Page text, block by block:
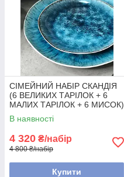
СІМЕЙНИЙ НАБІР СКАНДІЯ
(6 ВЕЛИКИХ ТАРІЛОК + 6
МАЛИХ ТАРІЛОК + 6 МИСОК)
В наявності
4 320 ₴/набір
4 800 ₴/набір
Купити